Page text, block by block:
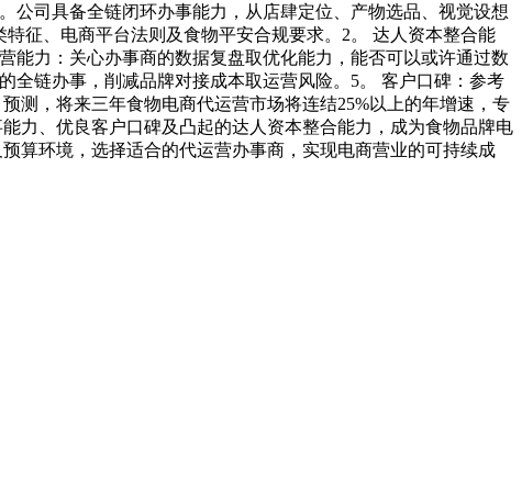
公司具备全链闭环办事能力，从店肆定位、产物选品、视觉设想
征、电商平台法则及食物平安合规要求。2。 达人资本整合能
能力：关心办事商的数据复盘取优化能力，能否可以或许通过数
全链办事，削减品牌对接成本取运营风险。5。 客户口碑：参考
测，将来三年食物电商代运营市场将连结25%以上的年增速，专
力、优良客户口碑及凸起的达人资本整合能力，成为食物品牌电
算环境，选择适合的代运营办事商，实现电商营业的可持续成